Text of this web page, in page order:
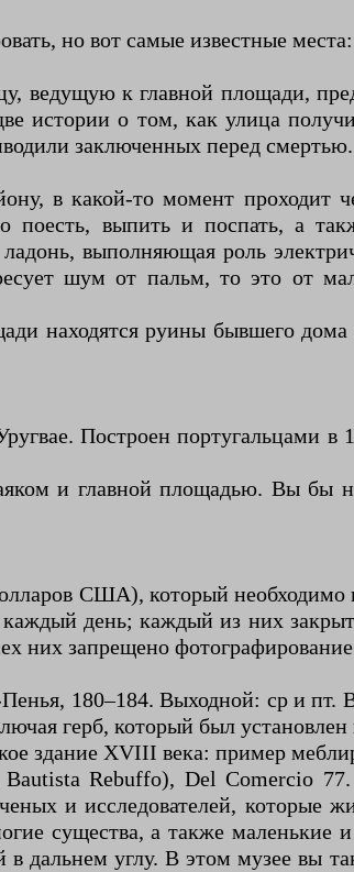
но вот самые известные места:
ведущую к главной площади,
истории о том, как улица
заключенных перед смертью.
в какой-то момент проходит
поесть, выпить и поспать, а
выполняющая роль
шум от пальм, то это от
находятся руины бывшего дома
Построен португальцами в
и главной площадью. Вы бы
США), который
день; каждый из них
них запрещено
180–184. Выходной: ср и пт.
герб, который был установлен
здание XVIII века: пример
Rebuffo), Del Comercio
и исследователей, которые
существа, а также маленькие
дальнем углу. В этом музее вы